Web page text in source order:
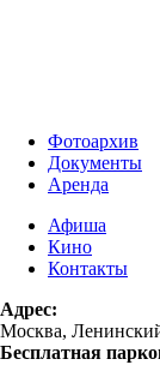
Фотоархив
Документы
Аренда
Афиша
Кино
Контакты
Адрес:
Москва,
Бесплатная